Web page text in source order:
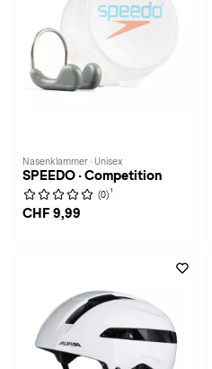
Nasenklammer · Unisex
SPEEDO · Competition
(0) 1
CHF 9,99